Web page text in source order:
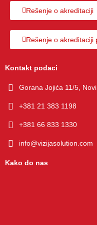
Rešenje o akreditaciji
Rešenje o akreditaciji
Kontakt podaci
Gorana Jojića 11/5,
+381 21 383 1198
+381 66 833 1330
info@vizijasolution.com
Kako do nas